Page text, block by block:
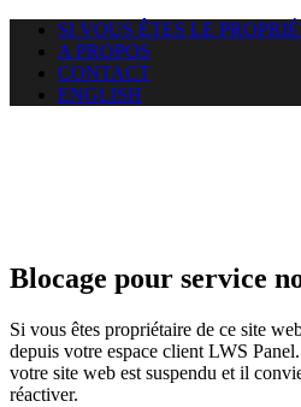
SI VOUS ÊTES LE
A PROPOS
CONTACT
ENGLISH
Blocage pour service
Si vous êtes propriétaire de ce site
depuis votre espace client LWS
votre site web est suspendu et il
réactiver.